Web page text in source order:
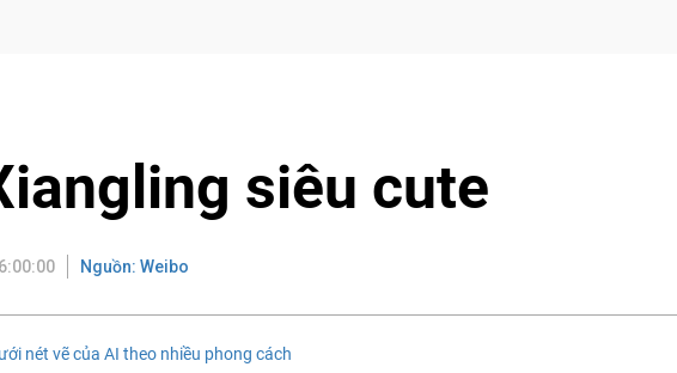
siêu cute
Nguồn: Weibo
nét vẽ của AI theo nhiều phong cách